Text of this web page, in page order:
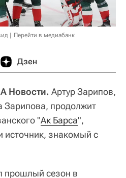
Перейти в медиабанк
Дзен
Новости. Артур Зарипов,
Зарипова, продолжит
"Ак Барса",
знакомый с
прошлый сезон в